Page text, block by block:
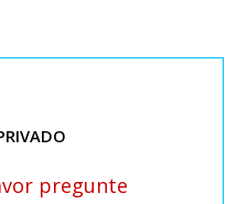
pregunte